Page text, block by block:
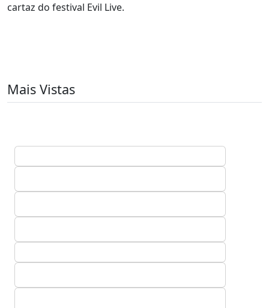
cartaz do festival Evil Live.
Mais Vistas